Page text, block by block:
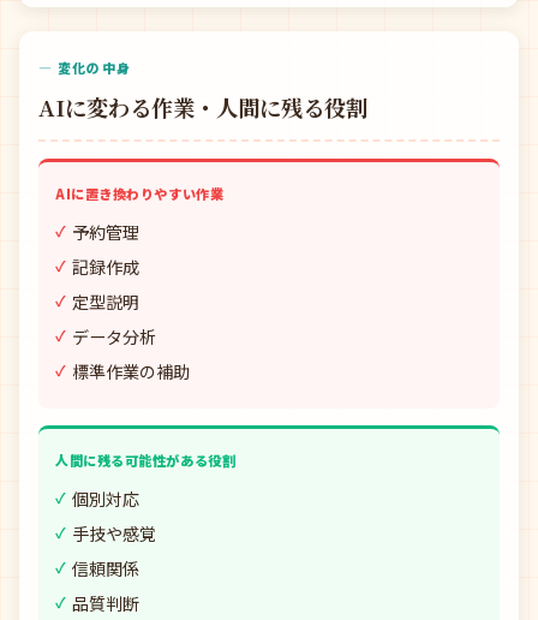
— 変化の中身
AIに変わる作業・人間に残る役割
AIに置き換わりやすい作業
予約管理
記録作成
定型説明
データ分析
標準作業の補助
人間に残る可能性がある役割
個別対応
手技や感覚
信頼関係
品質判断